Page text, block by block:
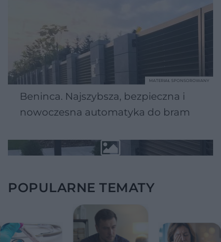
Beninca. Najszybsza, bezpieczna i
nowoczesna automatyka do bram
MATERIAŁ SPONSOROWANY
POPULARNE TEMATY